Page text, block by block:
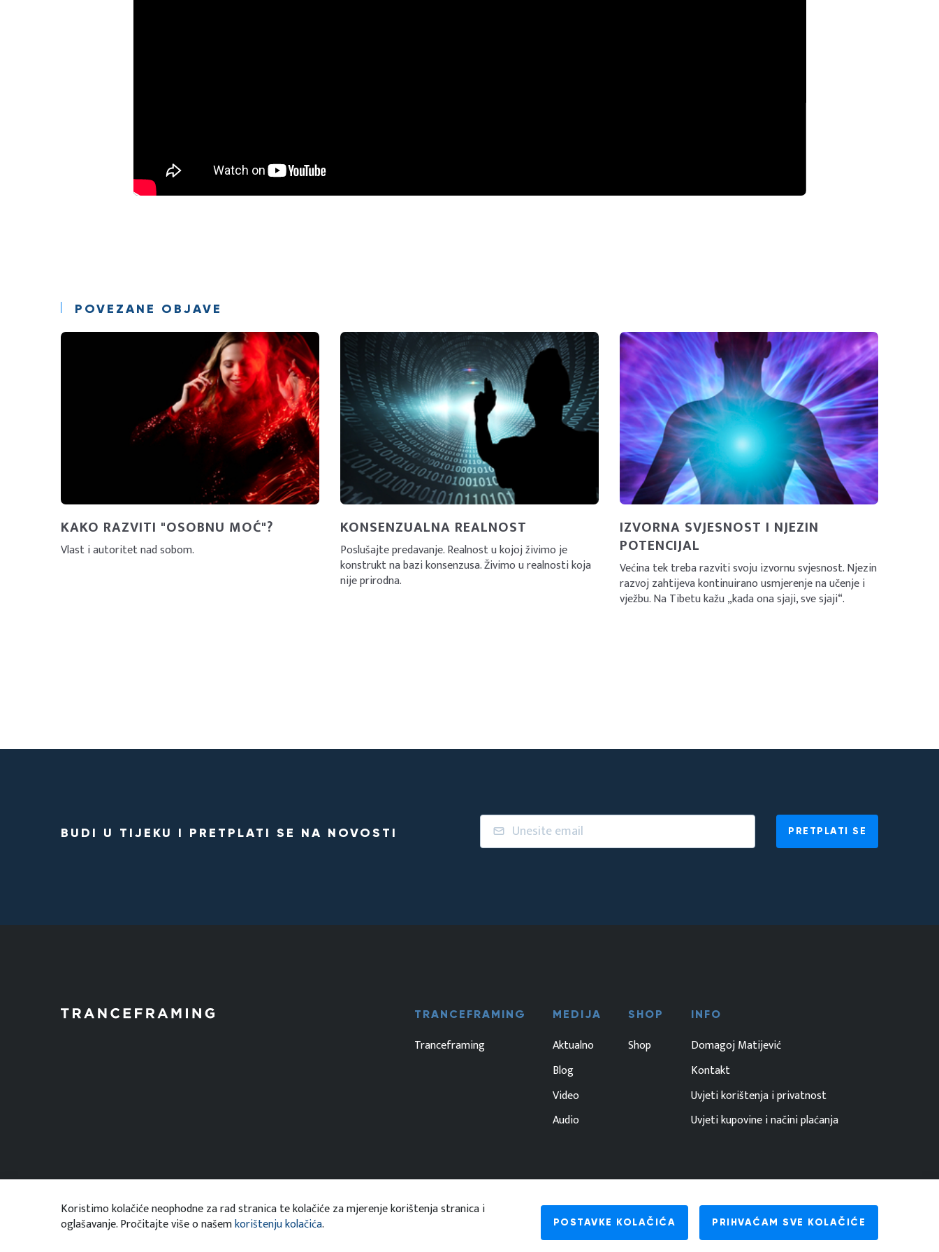
POVEZANE OBJAVE
KAKO RAZVITI "OSOBNU MOĆ"?
Vlast i autoritet nad sobom.
KONSENZUALNA REALNOST
Poslušajte predavanje. Realnost u kojoj živimo je
konstrukt na bazi konsenzusa. Živimo u realnosti koja
nije prirodna.
IZVORNA SVJESNOST I NJEZIN
POTENCIJAL
Većina tek treba razviti svoju izvornu svjesnost. Njezin
razvoj zahtijeva kontinuirano usmjerenje na učenje i
vježbu. Na Tibetu kažu „kada ona sjaji, sve sjaji“.
BUDI U TIJEKU I PRETPLATI SE NA NOVOSTI
Koristimo kolačiće neophodne za rad stranica te kolačiće za mjerenje korištenja stranica i
oglašavanje. Pročitajte više o našemkorištenju kolačića. POSTAVKE KOLAČIĆA PRIHVAĆAM SVE KOLAČIĆE
TRANCEFRAMING
Tranceframing
MEDIJA
Aktualno
Blog
Video
Audio
SHOP
Shop
INFO
Domagoj Matijević
Kontakt
Uvjeti korištenja i privatnost
Uvjeti kupovine i načini plaćanja